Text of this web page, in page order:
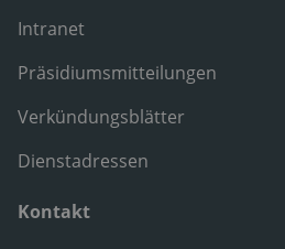
Intranet
Präsidiumsmitteilungen
Verkündungsblätter
Dienstadressen
Kontakt